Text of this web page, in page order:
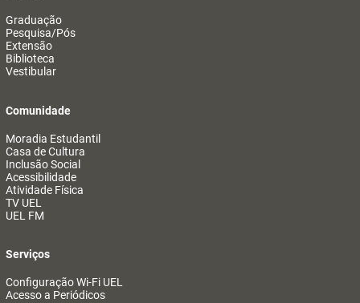
Graduação
Pesquisa/Pós
Extensão
Biblioteca
Vestibular
Comunidade
Moradia Estudantil
Casa de Cultura
Inclusão Social
Acessibilidade
Atividade Física
TV UEL
UEL FM
Serviços
Configuração Wi-Fi UEL
Acesso a Periódicos